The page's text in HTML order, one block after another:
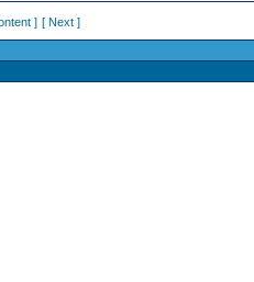
] [ Next ]